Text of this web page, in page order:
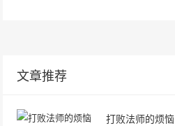
文章推荐
打败法师的烦恼